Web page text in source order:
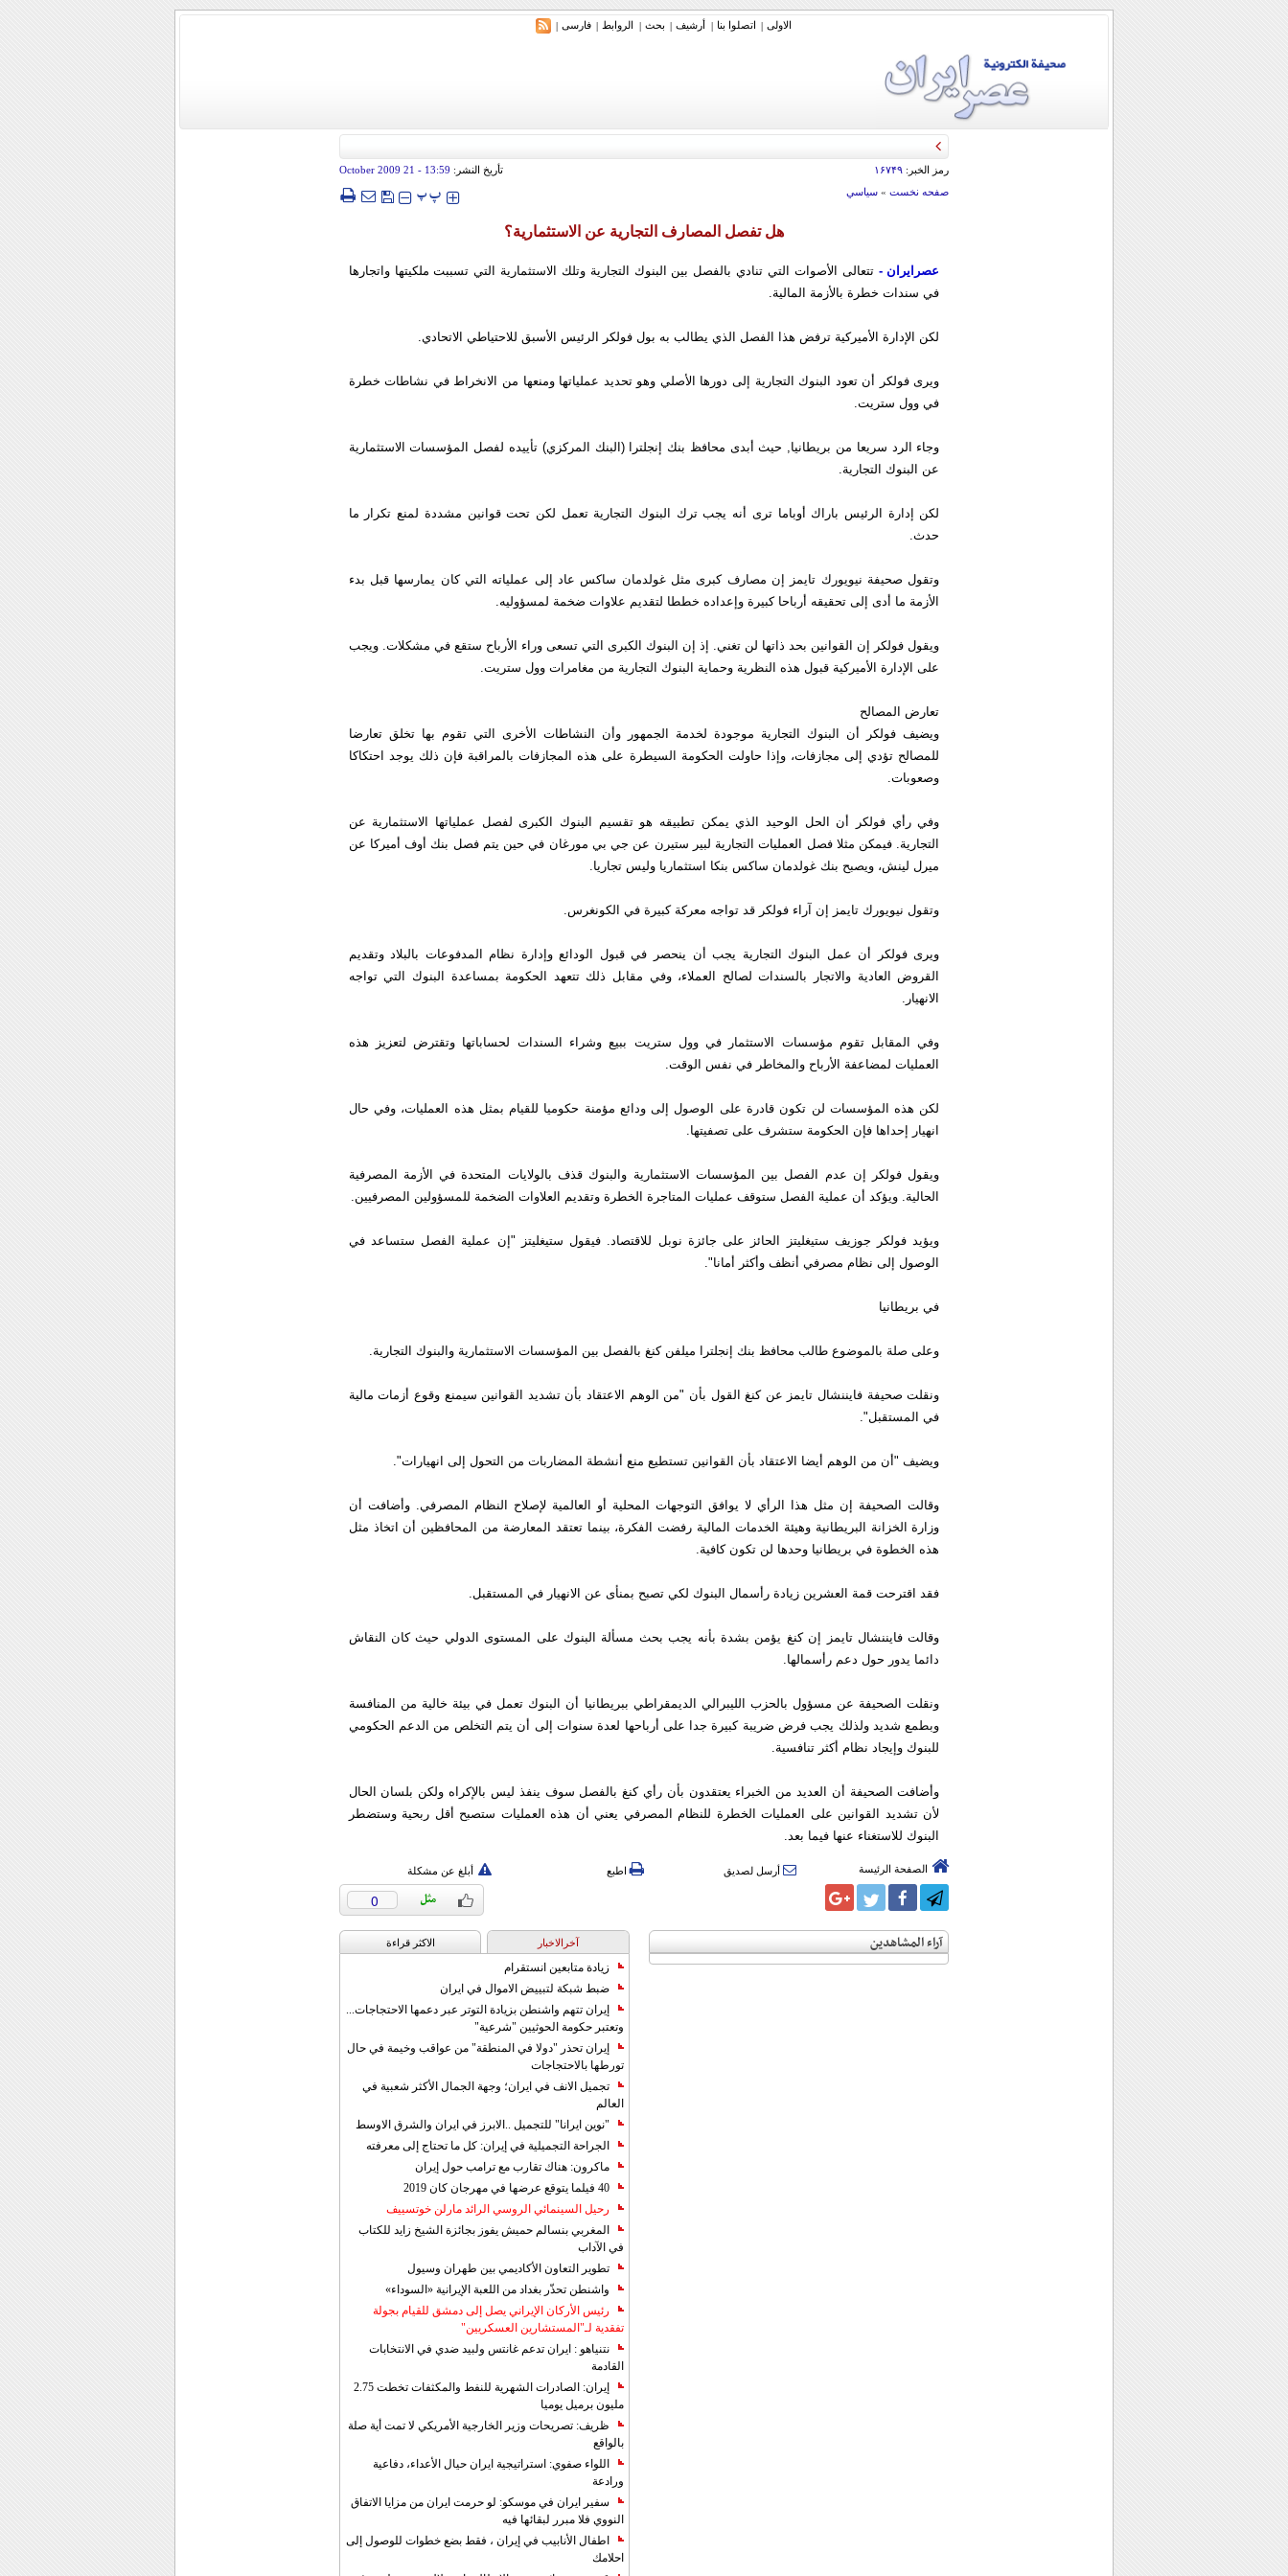
الاولی | اتصلوا بنا | أرشیف | بحث | الروابط | فارسی |
رمز الخبر: ۱۶۷۴۹ تأريخ النشر: 13:59
- 21 October 2009
صفحه نخست» سياسي ‍‍‍ پپ
هل تفصل المصارف التجارية عن الاستثمارية؟
عصرایران - تتعالى الأصوات التي تنادي بالفصل بين البنوك التجارية وتلك الاستثمارية التي تسببت ملكيتها واتجارها
في سندات خطرة بالأزمة المالية.
لكن الإدارة الأميركية ترفض هذا الفصل الذي يطالب به بول فولكر الرئيس الأسبق للاحتياطي الاتحادي.
ويرى فولكر أن تعود البنوك التجارية إلى دورها الأصلي وهو تحديد عملياتها ومنعها من الانخراط في نشاطات خطرة
في وول ستريت.
وجاء الرد سريعا من بريطانيا, حيث أبدى محافظ بنك إنجلترا (البنك المركزي) تأييده لفصل المؤسسات الاستثمارية
عن البنوك التجارية.
لكن إدارة الرئيس باراك أوباما ترى أنه يجب ترك البنوك التجارية تعمل لكن تحت قوانين مشددة لمنع تكرار ما
حدث.
وتقول صحيفة نيويورك تايمز إن مصارف كبرى مثل غولدمان ساكس عاد إلى عملياته التي كان يمارسها قبل بدء
الأزمة ما أدى إلى تحقيقه أرباحا كبيرة وإعداده خططا لتقديم علاوات ضخمة لمسؤوليه.
ويقول فولكر إن القوانين بحد ذاتها لن تغني. إذ إن البنوك الكبرى التي تسعى وراء الأرباح ستقع في مشكلات. ويجب
على الإدارة الأميركية قبول هذه النظرية وحماية البنوك التجارية من مغامرات وول ستريت.
تعارض المصالح
ويضيف فولكر أن البنوك التجارية موجودة لخدمة الجمهور وأن النشاطات الأخرى التي تقوم بها تخلق تعارضا
للمصالح تؤدي إلى مجازفات، وإذا حاولت الحكومة السيطرة على هذه المجازفات بالمراقبة فإن ذلك يوجد احتكاكا
وصعوبات.
وفي رأي فولكر أن الحل الوحيد الذي يمكن تطبيقه هو تقسيم البنوك الكبرى لفصل عملياتها الاستثمارية عن
التجارية. فيمكن مثلا فصل العمليات التجارية لبير ستيرن عن جي بي مورغان في حين يتم فصل بنك أوف أميركا عن
ميرل لينش، ويصبح بنك غولدمان ساكس بنكا استثماريا وليس تجاريا.
وتقول نيويورك تايمز إن آراء فولكر قد تواجه معركة كبيرة في الكونغرس.
ويرى فولكر أن عمل البنوك التجارية يجب أن ينحصر في قبول الودائع وإدارة نظام المدفوعات بالبلاد وتقديم
القروض العادية والاتجار بالسندات لصالح العملاء، وفي مقابل ذلك تتعهد الحكومة بمساعدة البنوك التي تواجه
الانهيار.
وفي المقابل تقوم مؤسسات الاستثمار في وول ستريت ببيع وشراء السندات لحساباتها وتقترض لتعزيز هذه
العمليات لمضاعفة الأرباح والمخاطر في نفس الوقت.
لكن هذه المؤسسات لن تكون قادرة على الوصول إلى ودائع مؤمنة حكوميا للقيام بمثل هذه العمليات، وفي حال
انهيار إحداها فإن الحكومة ستشرف على تصفيتها.
ويقول فولكر إن عدم الفصل بين المؤسسات الاستثمارية والبنوك قذف بالولايات المتحدة في الأزمة المصرفية
الحالية. ويؤكد أن عملية الفصل ستوقف عمليات المتاجرة الخطرة وتقديم العلاوات الضخمة للمسؤولين المصرفيين.
ويؤيد فولكر جوزيف ستيغليتز الحائز على جائزة نوبل للاقتصاد. فيقول ستيغليتز "إن عملية الفصل ستساعد في
الوصول إلى نظام مصرفي أنظف وأكثر أمانا".
في بريطانيا
وعلى صلة بالموضوع طالب محافظ بنك إنجلترا ميلفن كنغ بالفصل بين المؤسسات الاستثمارية والبنوك التجارية.
ونقلت صحيفة فايننشال تايمز عن كنغ القول بأن "من الوهم الاعتقاد بأن تشديد القوانين سيمنع وقوع أزمات مالية
في المستقبل".
ويضيف "أن من الوهم أيضا الاعتقاد بأن القوانين تستطيع منع أنشطة المضاربات من التحول إلى انهيارات".
وقالت الصحيفة إن مثل هذا الرأي لا يوافق التوجهات المحلية أو العالمية لإصلاح النظام المصرفي. وأضافت أن
وزارة الخزانة البريطانية وهيئة الخدمات المالية رفضت الفكرة، بينما تعتقد المعارضة من المحافظين أن اتخاذ مثل
هذه الخطوة في بريطانيا وحدها لن تكون كافية.
فقد اقترحت قمة العشرين زيادة رأسمال البنوك لكي تصبح بمنأى عن الانهيار في المستقبل.
وقالت فايننشال تايمز إن كنغ يؤمن بشدة بأنه يجب بحث مسألة البنوك على المستوى الدولي حيث كان النقاش
دائما يدور حول دعم رأسمالها.
ونقلت الصحيفة عن مسؤول بالحزب الليبرالي الديمقراطي ببريطانيا أن البنوك تعمل في بيئة خالية من المنافسة
وبطمع شديد ولذلك يجب فرض ضريبة كبيرة جدا على أرباحها لعدة سنوات إلى أن يتم التخلص من الدعم الحكومي
للبنوك وإيجاد نظام أكثر تنافسية.
وأضافت الصحيفة أن العديد من الخبراء يعتقدون بأن رأي كنغ بالفصل سوف ينفذ ليس بالإكراه ولكن بلسان الحال
لأن تشديد القوانين على العمليات الخطرة للنظام المصرفي يعني أن هذه العمليات ستصبح أقل ربحية وستضطر
البنوك للاستغناء عنها فيما بعد.
الصفحة الرئيسة أرسل لصديق اطبع أبلغ عن مشكلة
0
آراء المشاهدين آخرالاخبار الاکثر قراءة
زيادة متابعين انستقرام
ضبط شبكة لتبييض الاموال في ايران
إيران تتهم واشنطن بزيادة التوتر عبر دعمها الاحتجاجات...
وتعتبر حكومة الحوثيين "شرعية"
إيران تحذر "دولا في المنطقة" من عواقب وخيمة في حال
تورطها بالاحتجاجات
تجميل الانف في ايران؛ وجهة الجمال الأكثر شعبية في
العالم
"نوين ايرانا" للتجميل ..الابرز في ايران والشرق الاوسط
الجراحة التجميلية في إيران: كل ما تحتاج إلى معرفته
ماكرون: هناك تقارب مع ترامب حول إيران
40 فيلما يتوقع عرضها في مهرجان كان 2019
رحيل السينمائي الروسي الرائد مارلن خوتسييف
المغربي بنسالم حميش يفوز بجائزة الشيخ زايد للكتاب
في الآداب
تطوير التعاون الأكاديمي بين طهران وسيول
واشنطن تحذّر بغداد من اللعبة الإيرانية «السوداء»
رئيس الأركان الإيراني يصل إلى دمشق للقيام بجولة
تفقدية لـ"المستشارين العسكريين"
نتنياهو : ايران تدعم غانتس ولبيد ضدي في الانتخابات
القادمة
إيران: الصادرات الشهریة للنفط والمكثفات تخطت 2.75
مليون برميل يوميا
ظريف: تصريحات وزير الخارجية الأمريكي لا تمت أية صلة
بالواقع
اللواء صفوي: استراتيجية ايران حيال الأعداء، دفاعية
ورادعة
سفير ايران في موسكو: لو حرمت ايران من مزايا الاتفاق
النووي فلا مبرر لبقائها فيه
اطفال الأنابيب في إيران ، فقط بضع خطوات للوصول إلى
احلامك